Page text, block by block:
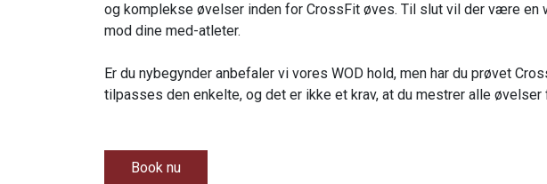
og komplekse øvelser inden for CrossFit øves. Til slut vil der være en
mod dine med-atleter.
Er du nybegynder anbefaler vi vores WOD hold, men har du prøvet
tilpasses den enkelte, og det er ikke et krav, at du mestrer alle
Book nu